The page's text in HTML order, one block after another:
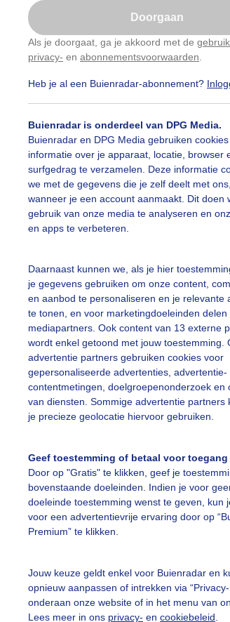
Doorgaan
Als je doorgaat, ga je akkoord met de
privacy- en abonnementsvoorwaarden
Heb je al een Buienradar-abonnement?
Buienradar is onderdeel van DPG Media.
Buienradar en DPG Media gebruiken
informatie over je apparaat, locatie, browser
surfgedrag te verzamelen. Deze informatie
we met de gegevens die je zelf deelt met
wanneer je een account aanmaakt. Dit doen
gebruik van onze media te analyseren en
en apps te verbeteren.
Daarnaast kunnen we, als je hier
je gegevens gebruiken om onze content,
en aanbod te personaliseren en je relevante
te tonen, en voor marketingdoeleinden delen
mediapartners. Ook content van 13 externe
wordt enkel getoond met jouw toestemming.
advertentie partners gebruiken cookies voor
gepersonaliseerde advertenties, advertentie-
contentmetingen, doelgroepenonderzoek en
van diensten. Sommige advertentie partners
je precieze geolocatie hiervoor gebruiken.
Geef toestemming of betaal voor toegang
Door op "Gratis" te klikken, geef je
bovenstaande doeleinden. Indien je voor
doeleinde toestemming wenst te geven, kun
voor een advertentievrije ervaring door op
Premium” te klikken.
Jouw keuze geldt enkel voor Buienradar en
opnieuw aanpassen of intrekken via
onderaan onze website of in het menu van
Lees meer in ons privacy- en cookiebeleid
Cynthia Van Leusden Gemaakt: 28-06-2025,
Zomer Zon
slideshow
vragen
De Bilt
Nu niet, misschien later
Gebruik je Safari en wil je niet elke dag
Klikhierom dit aan te passen